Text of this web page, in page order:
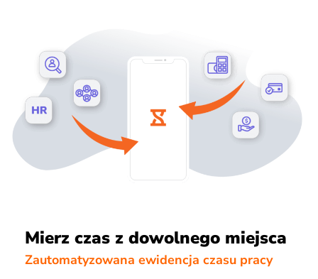
Mierz czas z dowolnego miejsca
Zautomatyzowana ewidencja czasu pracy